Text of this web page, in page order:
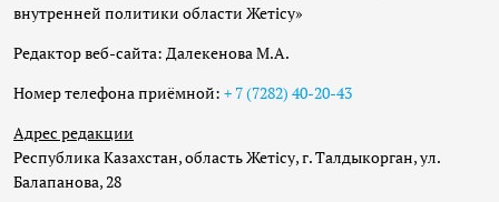
внутренней политики области Жетісу»
Редактор веб-сайта: Далекенова М.А.
Номер телефона приёмной: + 7 (7282) 40-20-43
Адрес редакции
Республика Казахстан, область Жетісу, г. Талдыкорган, ул.
Балапанова, 28